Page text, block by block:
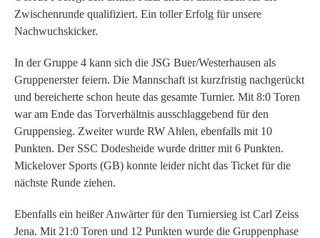
Zwischenrunde qualifiziert. Ein toller Erfolg für unsere
Nachwuchskicker.
In der Gruppe 4 kann sich die JSG Buer/Westerhausen als
Gruppenerster feiern. Die Mannschaft ist kurzfristig nachgerückt
und bereicherte schon heute das gesamte Turnier. Mit 8:0 Toren
war am Ende das Torverhältnis ausschlaggebend für den
Gruppensieg. Zweiter wurde RW Ahlen, ebenfalls mit 10
Punkten. Der SSC Dodesheide wurde dritter mit 6 Punkten.
Mickelover Sports (GB) konnte leider nicht das Ticket für die
nächste Runde ziehen.
Ebenfalls ein heißer Anwärter für den Turniersieg ist Carl Zeiss
Jena. Mit 21:0 Toren und 12 Punkten wurde die Gruppenphase